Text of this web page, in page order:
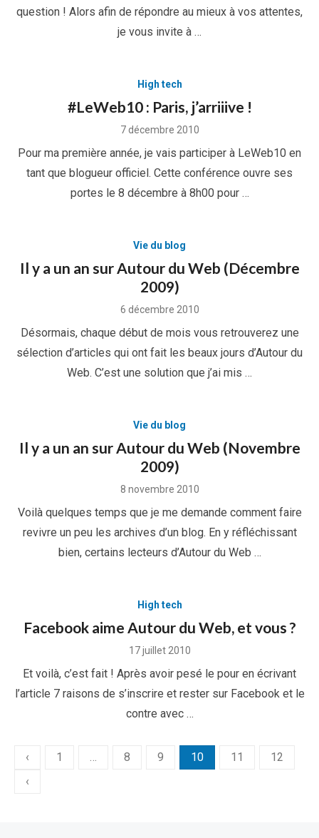
question ! Alors afin de répondre au mieux à vos attentes,
je vous invite à …
High tech
#LeWeb10 : Paris, j’arriiive !
Posted
7 décembre 2010
Pour ma première année, je vais participer à LeWeb10 en
tant que blogueur officiel. Cette conférence ouvre ses
portes le 8 décembre à 8h00 pour …
Vie du blog
Il y a un an sur Autour du Web (Décembre
2009)
Posted
6 décembre 2010
Désormais, chaque début de mois vous retrouverez une
sélection d’articles qui ont fait les beaux jours d’Autour du
Web. C’est une solution que j’ai mis …
Vie du blog
Il y a un an sur Autour du Web (Novembre
2009)
Posted
8 novembre 2010
Voilà quelques temps que je me demande comment faire
revivre un peu les archives d’un blog. En y réfléchissant
bien, certains lecteurs d’Autour du Web …
High tech
Facebook aime Autour du Web, et vous ?
Posted
17 juillet 2010
Et voilà, c’est fait ! Après avoir pesé le pour en écrivant
l’article 7 raisons de s’inscrire et rester sur Facebook et le
contre avec …
Pagination
des
‹ 1 … 8 9 10 11
12
‹